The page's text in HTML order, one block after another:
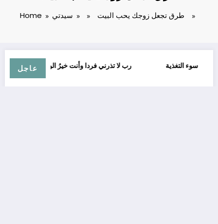
Home سيدتي
عاجل
ﺭﺏ ﻻ ﺗﺬﺭﻧﻲ ﻓﺮﺩﺍ ﻭﺃﻧﺖ ﺧﻴﺮُ ﺍﻟﻮﺍﺭﺛﻴﻦ سوء التغذية